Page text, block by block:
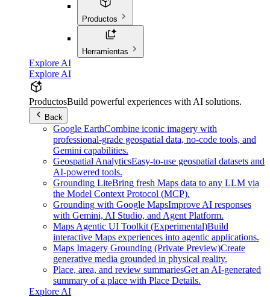
Productos
Herramientas
Explore AI
Explore AI
ProductosBuild powerful experiences with AI solutions.
Back
Google EarthCombine iconic imagery with
professional-grade geospatial data, no-code tools, and
Gemini capabilities.
Geospatial AnalyticsEasy-to-use geospatial datasets and
AI-powered tools.
Grounding LiteBring fresh Maps data to any LLM via
the Model Context Protocol (MCP).
Grounding with Google MapsImprove AI responses
with Gemini, AI Studio, and Agent Platform.
Maps Agentic UI Toolkit (Experimental)Build
interactive Maps experiences into agentic applications.
Maps Imagery Grounding (Private Preview)Create
generative media grounded in physical reality.
Place, area, and review summariesGet an AI-generated
summary of a place with Place Details.
Explore AI